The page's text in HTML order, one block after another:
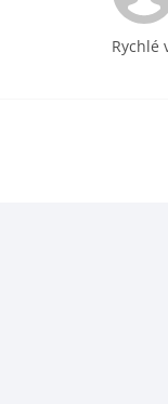
Rychlé